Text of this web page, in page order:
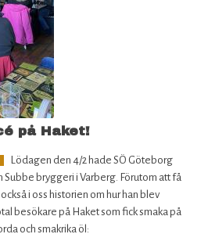
på Haket!
Lödagen den 4/2 hade SÖ Göteborg
Subbe bryggeri i Varberg. Förutom att få
i oss historien om hur han blev
besökare på Haket som fick smaka på
och smakrika öl: